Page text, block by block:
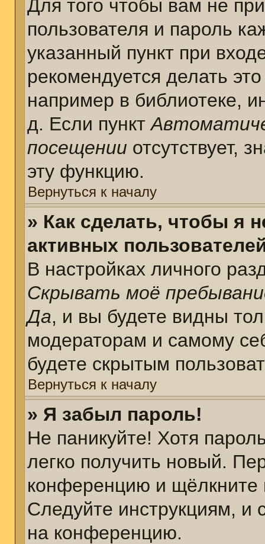
Для того чтобы вам не
пользователя и пароль
указанный пункт при
рекомендуется делать
например в библиотеке,
д. Если пункт
посещении отсутствует,
эту функцию.
Вернуться к началу
» Как сделать, чтобы я
активных
В настройках личного
Скрывать моё
Да, и вы будете видны
модераторам и самому
будете скрытым
Вернуться к началу
» Я забыл пароль!
Не паникуйте! Хотя
легко получить новый.
конференцию и щёлкните
Следуйте инструкциям, и
на конференцию.